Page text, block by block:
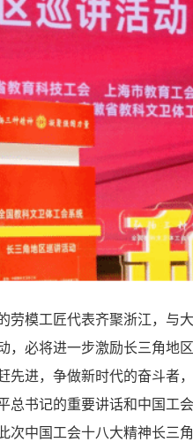
劳模工匠代表齐聚浙江，与
，必将进一步激励长三角地
先进，争做新时代的奋斗者
总书记的重要讲话和中国工
次中国工会十八大精神长三